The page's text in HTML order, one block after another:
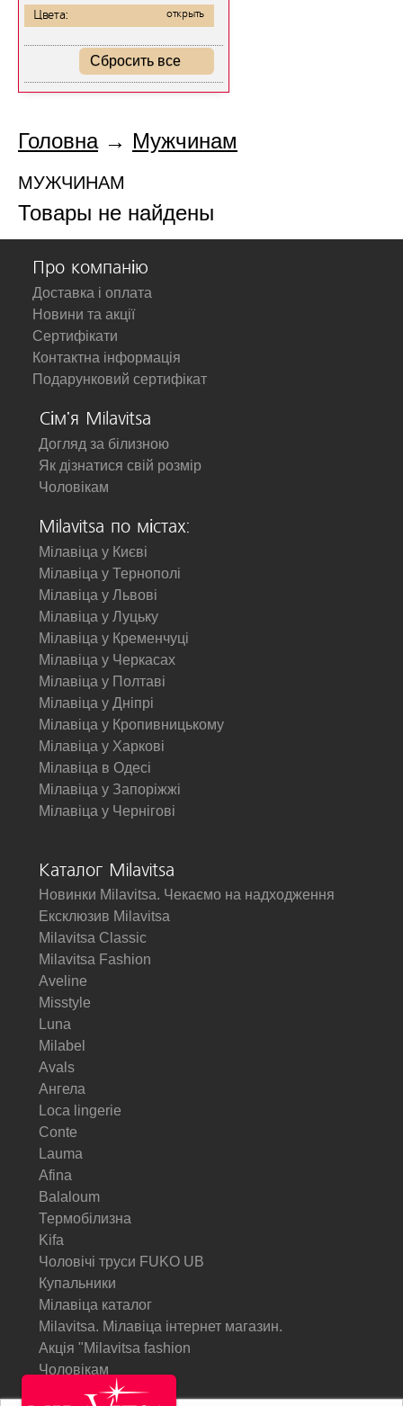
Цвета: открыть
Сбросить все
Головна→ Мужчинам
МУЖЧИНАМ
Товары не найдены
Про компанію
Доставка і оплата
Новини та акції
Сертифікати
Контактна інформація
Подарунковий сертифікат
Сім'я Milavitsa
Догляд за білизною
Як дізнатися свій розмір
Чоловікам
Milavitsa по містах:
Мілавіца у Києві
Мілавіца у Тернополі
Мілавіца у Львові
Мілавіца у Луцьку
Мілавіца у Кременчуці
Мілавіца у Черкасах
Мілавіца у Полтаві
Мілавіца у Дніпрі
Мілавіца у Кропивницькому
Мілавіца у Харкові
Мілавіца в Одесі
Мілавіца у Запоріжжі
Мілавіца у Чернігові
Каталог Milavitsa
Новинки Milavitsa. Чекаємо на надходження
Ексклюзив Milavitsa
Milavitsa Classic
Milavitsa Fashion
Aveline
Misstyle
Luna
Milabel
Avals
Ангела
Loca lingerie
Conte
Lauma
Afina
Balaloum
Термобілизна
Kifa
Чоловічі труси FUKO UB
Купальники
Мілавіца каталог
Milavitsa. Мілавіца інтернет магазин.
Акція "Milavitsa fashion
Чоловікам